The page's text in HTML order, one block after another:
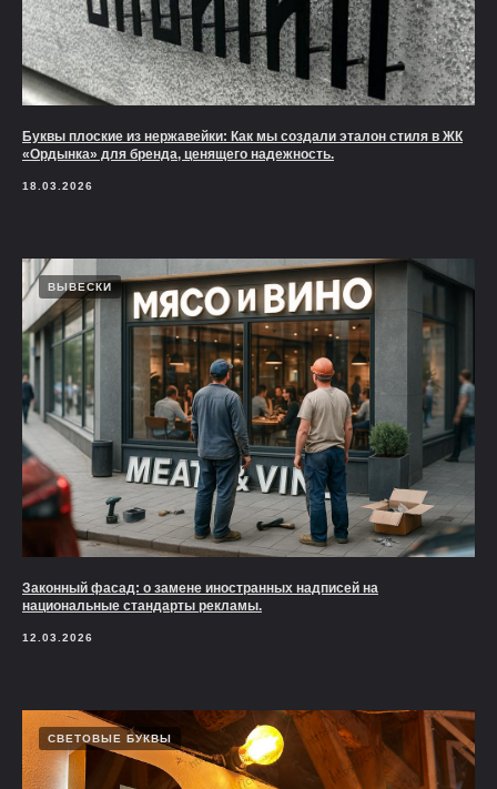
Буквы плоские из нержавейки: Как мы создали эталон стиля в ЖК
«Ордынка» для бренда, ценящего надежность.
18.03.2026
ВЫВЕСКИ
Законный фасад: о замене иностранных надписей на
национальные стандарты рекламы.
12.03.2026
СВЕТОВЫЕ БУКВЫ